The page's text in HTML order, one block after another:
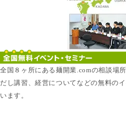
全国８ヶ所にある麺開業.comの相談場
だし講習、経営についてなどの無料の
います。